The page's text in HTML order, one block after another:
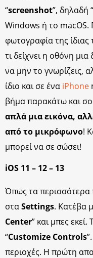
“screenshot”, δηλαδή
Windows ή το
φωτογραφία της
τι δείχνει η οθόνη
να μην το γνωρίζεις,
ίδιο και σε ένα iPhone
βήμα παρακάτω και
απλά μια εικόνα,
από το μικρόφωνο!
μπορεί να σε σώσει!
iOS 11 – 12 – 13
Όπως τα περισσότερα
σταSettings. Κατέβα
Center” και μπες
“Customize Controls
περιοχές. Η πρώτη